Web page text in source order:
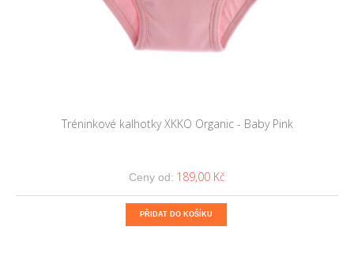
Tréninkové kalhotky XKKO Organic - Baby Pink
Ceny od: 189,00 Kč
PŘIDAT DO KOŠÍKU